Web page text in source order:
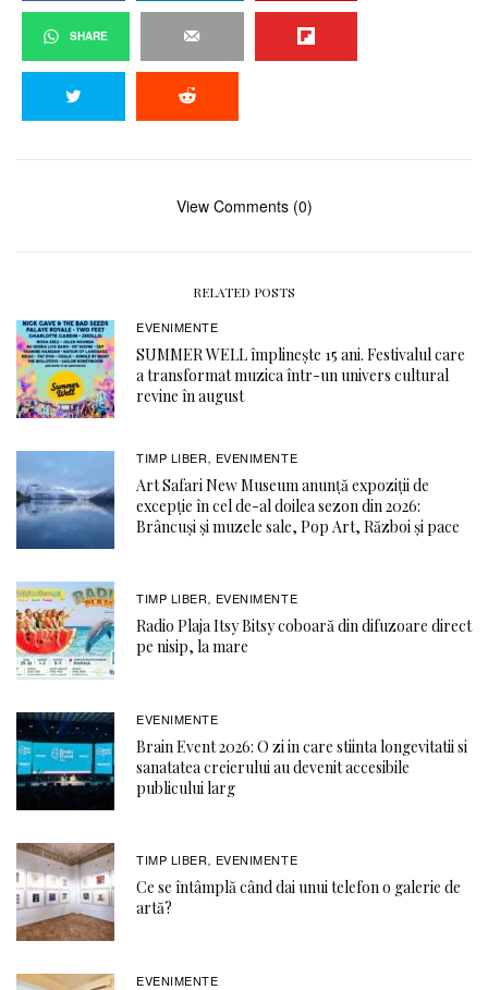
SHARE
View Comments (0)
RELATED POSTS
EVENIMENTE
SUMMER WELL împlinește 15 ani. Festivalul care
a transformat muzica într-un univers cultural
revine în august
TIMP LIBER , EVENIMENTE
Art Safari New Museum anunță expoziții de
excepție în cel de-al doilea sezon din 2026:
Brâncuși și muzele sale, Pop Art, Război și pace
TIMP LIBER, EVENIMENTE
Radio Plaja Itsy Bitsy coboară din difuzoare direct
pe nisip, la mare
EVENIMENTE
Brain Event 2026: O zi in care stiinta longevitatii si
sanatatea creierului au devenit accesibile
publicului larg
TIMP LIBER, EVENIMENTE
Ce se întâmplă când dai unui telefon o galerie de
artă?
EVENIMENTE